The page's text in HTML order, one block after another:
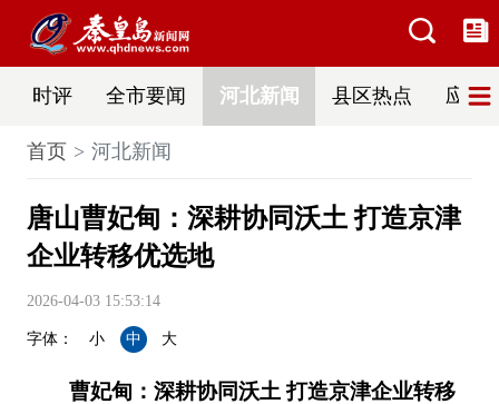
时评 全市要闻 河北新闻 县区热点 应急
首页 河北新闻
唐山曹妃甸：深耕协同沃土 打造京津
企业转移优选地
2026-04-03 15:53:14
字体： 小 中 大
曹妃甸：深耕协同沃土 打造京津企业转移